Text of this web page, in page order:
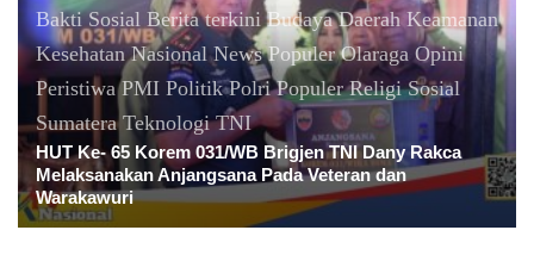
Bakti Sosial Berita terkini Budaya Daerah Keamanan
Kesehatan Nasional News Populer Olaraga Opini
Peristiwa PMI Politik Polri Populer Religi Sosial
Sumatera Teknologi TNI
HUT Ke- 65 Korem 031/WB Brigjen TNI Dany Rakca
Melaksanakan Anjangsana Pada Veteran dan
Warakawuri